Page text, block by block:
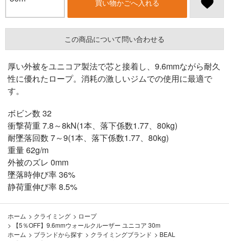
買い物かごへ入れる
この商品について問い合わせる
厚い外被をユニコア製法で芯と接着し、9.6mmながら耐久
性に優れたロープ。消耗の激しいジムでの使用に最適で
す。
ボビン数 32
衝撃荷重 7.8～8kN(1本、落下係数1.77、80kg)
耐墜落回数 7～9(1本、落下係数1.77、80kg)
重量 62g/m
外被のズレ 0mm
墜落時伸び率 36%
静荷重伸び率 8.5%
ホーム > クライミング > ロープ
>
【5％OFF】9.6mmウォールクルーザー ユニコア 30m
ホーム > ブランドから探す > クライミングブランド > BEAL